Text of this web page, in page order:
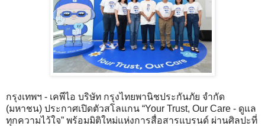
กรุงเทพฯ - เคพีไอ บริษัท กรุงไทยพานิชประกันภัย จำกัด
(มหาชน) ประกาศเปิดตัวสโลแกน “Your Trust, Our Care - ดูแล
ทุกความไว้ใจ” พร้อมมิติใหม่แห่งการสื่อสารแบรนด์ ผ่านศิลปะที่